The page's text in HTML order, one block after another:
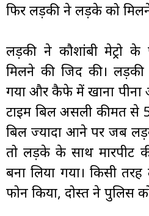
फिर लड़की ने लड़के को
लड़की ने कौशांबी मेट्रो
मिलने की जिद की।
गया और कैफे में खाना पीना
टाइम बिल असली कीमत से
बिल ज्यादा आने पर जब
तो लड़के के साथ मारपीट
बना लिया गया। किसी
फोन किया, दोस्त ने पुलिस